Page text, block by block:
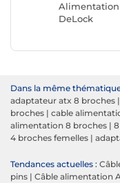
Alimentation
DeLock
Dans la même
adaptateur atx 8 broches |
broches | cable
alimentation 8 broches |
4 broches femelles |
Tendances actuelles :
pins | Câble alimentation